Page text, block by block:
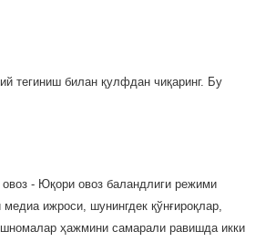
тегиниш билан қулфдан чиқаринг. Бу
овоз - Юқори овоз баландлиги режими
ижроси, шунингдек қўнғироқлар,
ҳажмини самарали равишда икки